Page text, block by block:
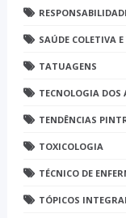
SAÚDE COLETIVA
TATUAGENS
TECNOLOGIA
TENDÊNCIAS
TOXICOLOGIA
TÉCNICO DE
TÓPICOS